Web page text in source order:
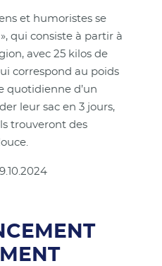
et humoristes se
qui consiste à partir à
avec 25 kilos de
correspond au poids
quotidienne d’un
leur sac en 3 jours,
trouveront des